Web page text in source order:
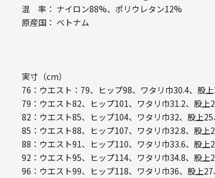
混 率： ナイロン88%、ポリウレタン12%
原産国： ベトナム
実寸（cm）
76：ウエスト：79、ヒップ98、ワタリ巾30.4、股
79：ウエスト82、ヒップ101、ワタリ巾31.2、股上
82：ウエスト85、ヒップ104、ワタリ巾32、股上
85：ウエスト88、ヒップ107、ワタリ巾32.8、股上
88：ウエスト91、ヒップ110、ワタリ巾33.6、股上
92：ウエスト95、ヒップ114、ワタリ巾34.8、股上
96：ウエスト99、ヒップ118、ワタリ巾36、股上